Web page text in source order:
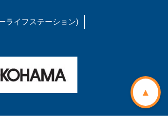
▲
ライフステーション)